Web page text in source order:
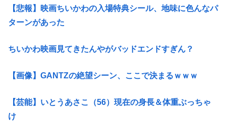
【悲報】映画ちいかわの入場特典シール、地味に色んなパ
ターンがあった
ちいかわ映画見てきたんやがバッドエンドすぎん？
【画像】GANTZの絶望シーン、ここで決まるｗｗｗ
【芸能】いとうあさこ（56）現在の身長＆体重ぶっちゃ
け